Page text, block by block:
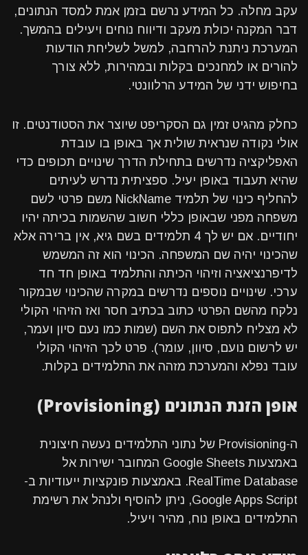
עקב מחלה. כל המידע נרשם בזמן אמת למסד הנתונים,
דבר המקנה יכולת מעקב ודיווח נוחים ויעילים בהמשך.
המערכת ניתנת להרחבה, למשל לשליחת הודעות
להורים או למחנכים בקלות ובמהירות, ללא צורך
בחיפוש ידני של המידע הרלוונטי.
כחלק מהגיט זמין גם הסקריפט שיוצר את הסטודנטים. זו
אולי נקודה שנראית שולית אך באופן בו עובדת
האפליקציה נדרשים בתחילת הדרך שינויים תכופים כדי
שהיא תעבוד באופן יעיל. ספציתית נדרש לעיתים
להחליף כינוי של תלמיד NickName משם פרטי לשם
משפחה מפני שבאופן כללי חשוב שהשמות בכיתה יהיו
יחודיים. אם יש לך 4 תלמידים בשם גיא, אין ברירה אלא
שהכינוי יהיה שם המשפחה. הכינוי הוא זה המשמש
לדיפרנציאציה וזיהוי הכיתה והתלמיד באופן חד חד
ערכי. שינויים נוספים נדרשים במקרה שהכינוי שבמקור
נלקח מהשם הפרטי כתוב בכתיב חסר ואז הזיהוי הקולי
לא מצליח לתפוס את השם (שמות כמו נעם סיון ועמר,
יש לרשום נועם, סיוון, עומר). פרט לכך הזיהוי הקולי
עובד נפלא והמערכת מזהה את התלמידים בקלות.
אופן הזנת הנתונים (Provisioning)
ה-Provisioning של נתוני התלמידים נעשה חיצונית
באמצעות Google Sheets המחובר ישירות אל
RealTime Database. באמצעות פונקציות ייעודיות ב-
Google Apps Script, ניתן להוסיף ולנהל את רשימת
התלמידים באופן נוח, מהיר ויעיל.